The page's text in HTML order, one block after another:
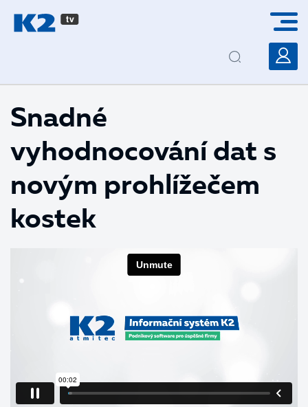
Snadné
vyhodnocování dat s
novým prohlížečem
kostek